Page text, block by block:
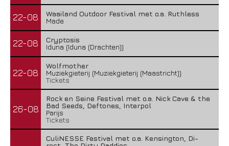
22-08
Waailand Outdoor Festival met o.a. Ruthless
Made
22-08
Cryptosis
Iduna (Iduna (Drachten))
22-08
Wolfmother
Muziekgieterij (Muziekgieterij (Maastricht))
Tickets
26-08
Rock en Seine Festival met o.a. Nick Cave & the
Bad Seeds, Deftones, Interpol
Parijs
Tickets
CuliNESSE Festival met o.a. Kensington, Di-